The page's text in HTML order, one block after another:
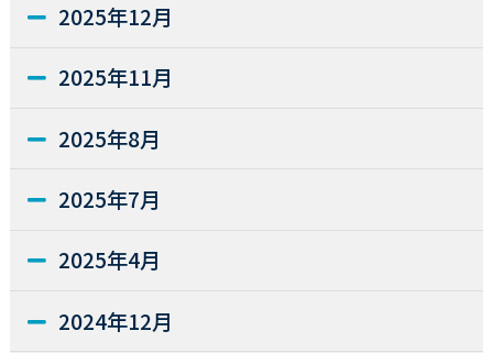
2025年12月
2025年11月
2025年8月
2025年7月
2025年4月
2024年12月